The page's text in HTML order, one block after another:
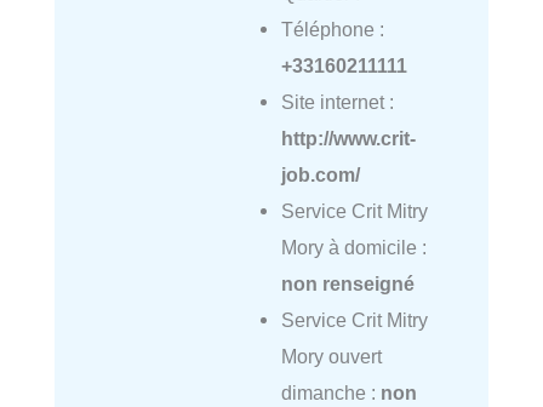
Téléphone :
+33160211111
Site internet :
http://www.crit-
job.com/
Service Crit Mitry
Mory à domicile :
non renseigné
Service Crit Mitry
Mory ouvert
dimanche : non